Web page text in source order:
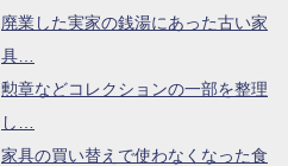
廃業した実家の銭湯にあった古い家
具…
勲章などコレクションの一部を整理
し…
家具の買い替えで使わなくなった食